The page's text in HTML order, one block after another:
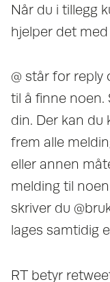
Når du i tillegg
hjelper det
@ står for reply
til å finne noen.
din. Der kan du
frem alle
eller annen
melding til
skriver du
lages samtidig
RT betyr